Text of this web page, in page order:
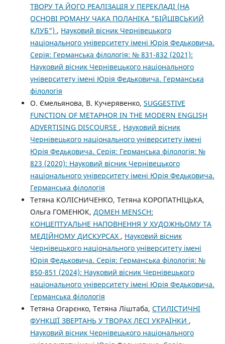
ТВОРУ ТА ЙОГО РЕАЛІЗАЦІЯ У ПЕРЕКЛАДІ (НА
ОСНОВІ РОМАНУ ЧАКА ПОЛАНІКА "БІЙЦІВСЬКИЙ
КЛУБ") , Науковий вісник Чернівецького
національного університету імені Юрія Федьковича.
Серія: Германська філологія: № 831-832 (2021):
Науковий вісник Чернівецького національного
університету імені Юрія Федьковича. Германська
філологія
О. Ємельянова, В. Кучерявенко, SUGGESTIVE
FUNCTION OF METAPHOR IN THE MODERN ENGLISH
ADVERTISING DISCOURSE , Науковий вісник
Чернівецького національного університету імені
Юрія Федьковича. Серія: Германська філологія: №
823 (2020): Науковий вісник Чернівецького
національного університету імені Юрія Федьковича.
Германська філологія
Тетяна КОЛІСНИЧЕНКО, Тетяна КОРОПАТНІЦЬКА,
Ольга ГОМЕНЮК, ДОМЕН MENSCH:
КОНЦЕПТУАЛЬНЕ НАПОВНЕННЯ У ХУДОЖНЬОМУ ТА
МЕДІЙНОМУ ДИСКУРСАХ , Науковий вісник
Чернівецького національного університету імені
Юрія Федьковича. Серія: Германська філологія: №
850-851 (2024): Науковий вісник Чернівецького
національного університету імені Юрія Федьковича.
Германська філологія
Тетяна Огарєнко, Тетяна Ліштаба, СТИЛІСТИЧНІ
ФУНКЦІЇ ЗВЕРТАНЬ У ТВОРАХ ЛЕСІ УКРАЇНКИ ,
Науковий вісник Чернівецького національного